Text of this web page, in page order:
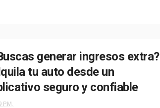
generar ingresos extra?
tu auto desde un
seguro y confiable
P.M.